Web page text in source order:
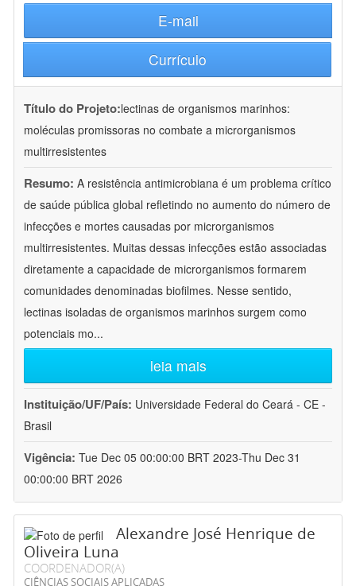
E-mail
Currículo
Título do Projeto:lectinas de organismos marinhos:
moléculas promissoras no combate a microrganismos
multirresistentes
Resumo: A resistência antimicrobiana é um problema crítico
de saúde pública global refletindo no aumento do número de
infecções e mortes causadas por microrganismos
multirresistentes. Muitas dessas infecções estão associadas
diretamente a capacidade de microrganismos formarem
comunidades denominadas biofilmes. Nesse sentido,
lectinas isoladas de organismos marinhos surgem como
potenciais mo...
leia mais
Instituição/UF/País: Universidade Federal do Ceará - CE -
Brasil
Vigência: Tue Dec 05 00:00:00 BRT 2023-Thu Dec 31
00:00:00 BRT 2026
Alexandre José Henrique de
Oliveira Luna
COORDENADOR(A)
CIÊNCIAS SOCIAIS APLICADAS